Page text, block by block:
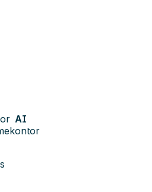
AI